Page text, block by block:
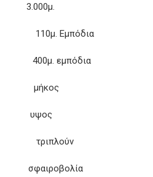
3.000μ.
110μ. Εμπόδια
εμπόδια
μήκος
υψος
τριπλούν
σφαιροβολία